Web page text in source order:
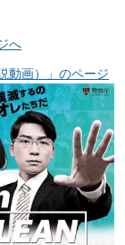
へ
動画）」のページ